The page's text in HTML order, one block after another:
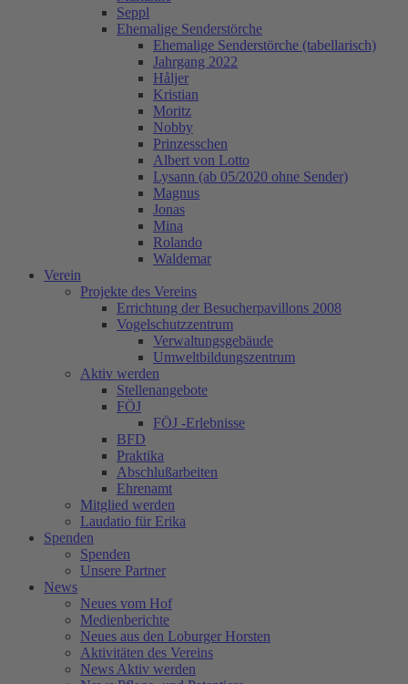
Seppl
Ehemalige Senderstörche
Ehemalige Senderstörche (tabellarisch)
Jahrgang 2022
Håljer
Kristian
Moritz
Nobby
Prinzesschen
Albert von Lotto
Lysann (ab 05/2020 ohne Sender)
Magnus
Jonas
Mina
Rolando
Waldemar
Verein
Projekte des Vereins
Errichtung der Besucherpavillons 2008
Vogelschutzzentrum
Verwaltungsgebäude
Umweltbildungszentrum
Aktiv werden
Stellenangebote
FÖJ
FÖJ -Erlebnisse
BFD
Praktika
Abschlußarbeiten
Ehrenamt
Mitglied werden
Laudatio für Erika
Spenden
Spenden
Unsere Partner
News
Neues vom Hof
Medienberichte
Neues aus den Loburger Horsten
Aktivitäten des Vereins
News Aktiv werden